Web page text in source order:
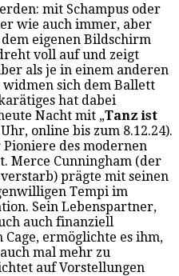
mit Schampus oder
wie auch immer, aber
eigenen Bildschirm
voll auf und zeigt
als je in einem anderen
sich dem Ballett
hat dabei
Nacht mit „Tanz ist
Uhr, online bis zum 8.12.24).
Pioniere des modernen
Merce Cunningham (der
prägte mit seinen
Tempi im
Sein Lebenspartner,
auch finanziell
ermöglichte es ihm,
mal mehr zu
auf Vorstellungen